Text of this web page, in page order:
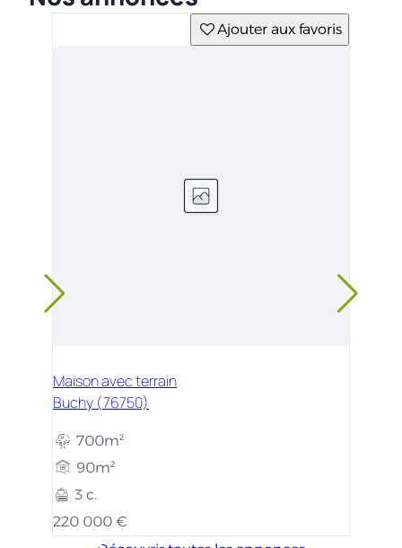
Ajouter aux favoris
Maison avec terrain
Buchy (76750)
700m²
90m²
3 c.
220 000 €